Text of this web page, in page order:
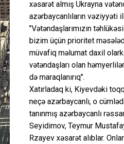
xəsarət almış Ukrayna
azərbaycanlıların vəziyyəti
"Vətəndaşlarımızın
bizim üçün prioritet
müvafiq məlumat daxil
vətəndaşları olan
də maraqlanırıq".
Xatırladaq ki, Kiyevdəki
neçə azərbaycanlı, o
tanınmış azərbaycanlı
Seyidimov, Teymur
Rzayev xəsarət alıblar.